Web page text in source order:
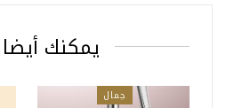
يمكنك
جمال